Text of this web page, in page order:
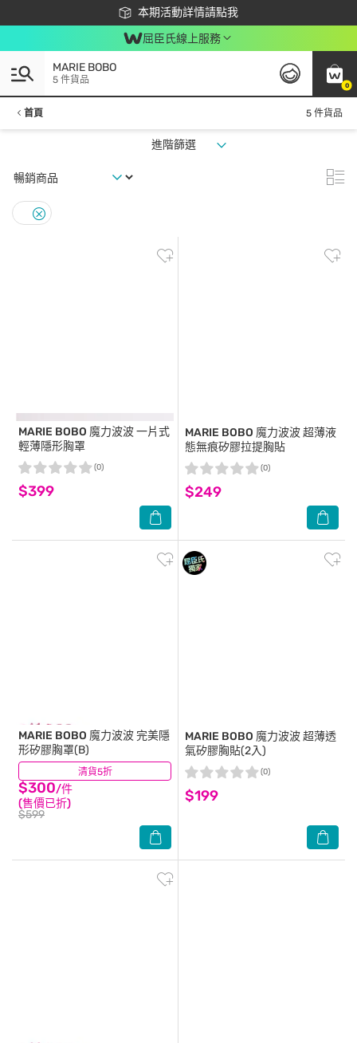
本期活動詳情請點我
下載app最高回饋$350
屈臣氏線上服務
0
MARIE BOBO
5 件貨品
首頁 5 件貨品
進階篩選
MARIE BOBO 魔力波波 一片式
輕薄隱形胸罩
$399
(0)
MARIE BOBO 魔力波波 超薄液
態無痕矽膠拉提胸貼
$249
(0)
清貨5折
MARIE BOBO 魔力波波 完美隱
形矽膠胸罩(B)
$300/件
(售價已折)
$599
(2)
MARIE BOBO 魔力波波 超薄透
氣矽膠胸貼(2入)
$199
(0)